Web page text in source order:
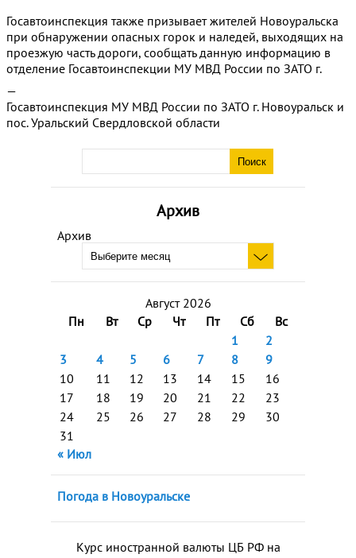
Архив
Архив
Август 2026
Пн
Вт Ср Чт Пт Сб
Вс
1
2
3
4 5 6 7 8
9
10
11 12 13 14 15
16
17
18 19 20 21 22
23
24
25 26 27 28 29
30
31
« Июл
Погода в Новоуральске
Курс иностранной валюты ЦБ РФ на
Госавтоинспекция также призывает жителей Новоуральска
при обнаружении опасных горок и наледей, выходящих на
проезжую часть дороги, сообщать данную информацию в
отделение Госавтоинспекции МУ МВД России по ЗАТО г.
—
Госавтоинспекция МУ МВД России по ЗАТО г. Новоуральск и
пос. Уральский Свердловской области